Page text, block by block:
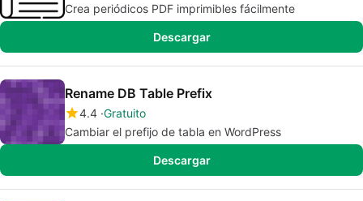
Crea periódicos PDF imprimibles fácilmente
Descargar
Rename DB Table Prefix
4.4 Gratuito
Cambiar el prefijo de tabla en WordPress
Descargar